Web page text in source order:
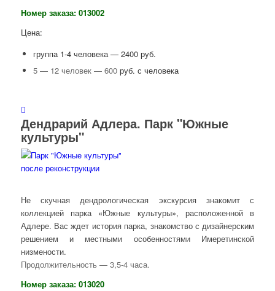
Номер заказа: 013002
Цена:
группа 1-4 человека — 2400 руб.
5 — 12 человек — 600руб. с человека
Дендрарий Адлера. Парк "Южные
культуры"
Не скучная дендрологическая экскурсия знакомит с
коллекцией парка «Южные культуры», расположенной в
Адлере. Вас ждет история парка, знакомство с дизайнерским
решением и местными особенностями Имеретинской
низмености.
Продолжительность — 3,5-4 часа.
Номер заказа: 013020